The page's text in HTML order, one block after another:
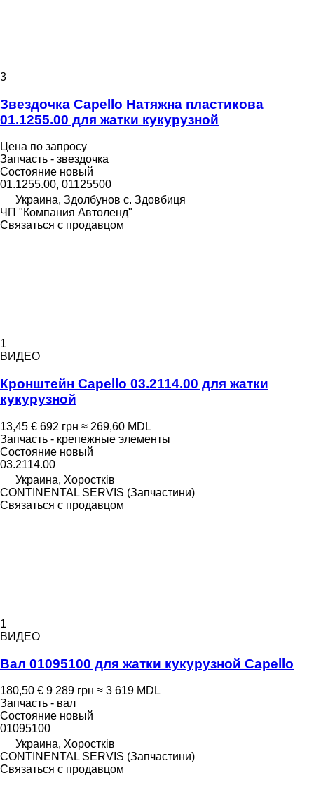
3
Звездочка Capello Натяжна пластикова
01.1255.00 для жатки кукурузной
Цена по запросу
Запчасть - звездочка
Состояние новый
01.1255.00, 01125500
Украина, Здолбунов с. Здовбиця
ЧП "Компания Автоленд"
Связаться с продавцом
1
ВИДЕО
Кронштейн Capello 03.2114.00 для жатки
кукурузной
13,45 € 692 грн ≈ 269,60 MDL
Запчасть - крепежные элементы
Состояние новый
03.2114.00
Украина, Хоростків
CONTINENTAL SERVIS (Запчастини)
Связаться с продавцом
1
ВИДЕО
Вал 01095100 для жатки кукурузной Capello
180,50 € 9 289 грн ≈ 3 619 MDL
Запчасть - вал
Состояние новый
01095100
Украина, Хоростків
CONTINENTAL SERVIS (Запчастини)
Связаться с продавцом